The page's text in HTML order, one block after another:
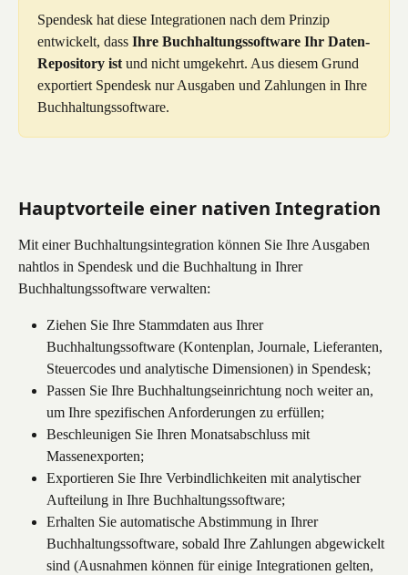
Spendesk hat diese Integrationen nach dem Prinzip
entwickelt, dass Ihre Buchhaltungssoftware Ihr Daten-
Repository ist und nicht umgekehrt. Aus diesem Grund
exportiert Spendesk nur Ausgaben und Zahlungen in Ihre
Buchhaltungssoftware.
Hauptvorteile einer nativen Integration
Mit einer Buchhaltungsintegration können Sie Ihre Ausgaben
nahtlos in Spendesk und die Buchhaltung in Ihrer
Buchhaltungssoftware verwalten:
Ziehen Sie Ihre Stammdaten aus Ihrer
Buchhaltungssoftware (Kontenplan, Journale, Lieferanten,
Steuercodes und analytische Dimensionen) in Spendesk;
Passen Sie Ihre Buchhaltungseinrichtung noch weiter an,
um Ihre spezifischen Anforderungen zu erfüllen;
Beschleunigen Sie Ihren Monatsabschluss mit
Massenexporten;
Exportieren Sie Ihre Verbindlichkeiten mit analytischer
Aufteilung in Ihre Buchhaltungssoftware;
Erhalten Sie automatische Abstimmung in Ihrer
Buchhaltungssoftware, sobald Ihre Zahlungen abgewickelt
sind (Ausnahmen können für einige Integrationen gelten,